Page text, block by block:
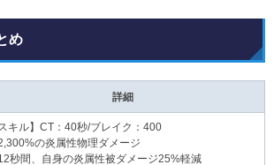
め
詳細
スキル】CT：40秒/ブレイク：400
の炎属性物理ダメージ
12秒間、自身の炎属性被ダメージ25%軽減